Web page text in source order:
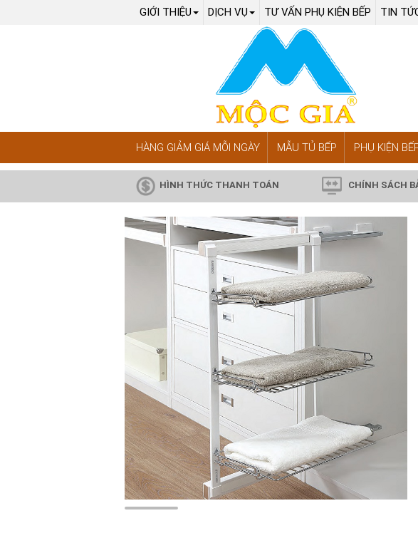
GIỚI THIỆU DỊCH VỤ TƯ VẤN PHỤ KIỆN BẾP TIN
HÀNG GIẢM GIÁ MỖI NGÀY MẪU TỦ BẾP PHỤ KIỆN
HÌNH THỨC THANH TOÁN CHÍNH SÁCH